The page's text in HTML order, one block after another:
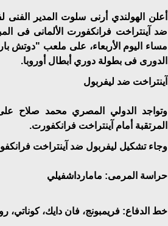
أعلن الهولندي أرنى سلوت المدير الفنى
ضد آينتراخت فرانكفورت الألمانى فى
مساء اليوم الأربعاء، على ملعب "دوتش
الدورى فى بطولة دوري أبطال أوروبا.
آينتراخت ضد ليفربول
وتواجد الدولي المصري محمد صلاح
المرتقبة أمام آينتراخت فرانكفورت.
وجاء تشكيل ليفربول ضد آينتراخت
حراسة المرمى: مامارداشفيلي
خط الدفاع: فريمبونج، فان دايك، كوناتي،